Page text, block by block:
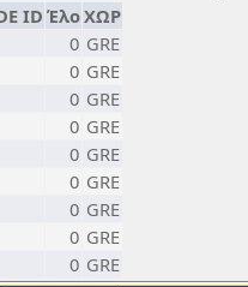
IDΈλοΧΩΡ
0 GRE
0 GRE
0 GRE
0 GRE
0 GRE
0 GRE
0 GRE
0 GRE
0 GRE